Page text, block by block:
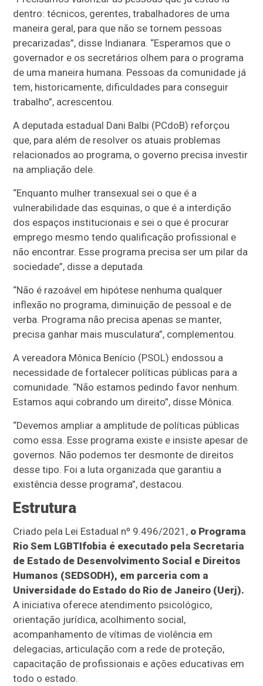
dentro: técnicos, gerentes, trabalhadores de uma
maneira geral, para que não se tornem pessoas
precarizadas”, disse Indianara. “Esperamos que o
governador e os secretários olhem para o programa
de uma maneira humana. Pessoas da comunidade já
tem, historicamente, dificuldades para conseguir
trabalho”, acrescentou.
A deputada estadual Dani Balbi (PCdoB) reforçou
que, para além de resolver os atuais problemas
relacionados ao programa, o governo precisa investir
na ampliação dele.
“Enquanto mulher transexual sei o que é a
vulnerabilidade das esquinas, o que é a interdição
dos espaços institucionais e sei o que é procurar
emprego mesmo tendo qualificação profissional e
não encontrar. Esse programa precisa ser um pilar da
sociedade”, disse a deputada.
“Não é razoável em hipótese nenhuma qualquer
inflexão no programa, diminuição de pessoal e de
verba. Programa não precisa apenas se manter,
precisa ganhar mais musculatura”, complementou.
A vereadora Mônica Benício (PSOL) endossou a
necessidade de fortalecer políticas públicas para a
comunidade. “Não estamos pedindo favor nenhum.
Estamos aqui cobrando um direito”, disse Mônica.
“Devemos ampliar a amplitude de políticas públicas
como essa. Esse programa existe e insiste apesar de
governos. Não podemos ter desmonte de direitos
desse tipo. Foi a luta organizada que garantiu a
existência desse programa”, destacou.
Estrutura
Criado pela Lei Estadual nº 9.496/2021, o Programa
Rio Sem LGBTIfobia é executado pela Secretaria
de Estado de Desenvolvimento Social e Direitos
Humanos (SEDSODH), em parceria com a
Universidade do Estado do Rio de Janeiro (Uerj).
A iniciativa oferece atendimento psicológico,
orientação jurídica, acolhimento social,
acompanhamento de vítimas de violência em
delegacias, articulação com a rede de proteção,
capacitação de profissionais e ações educativas em
todo o estado.